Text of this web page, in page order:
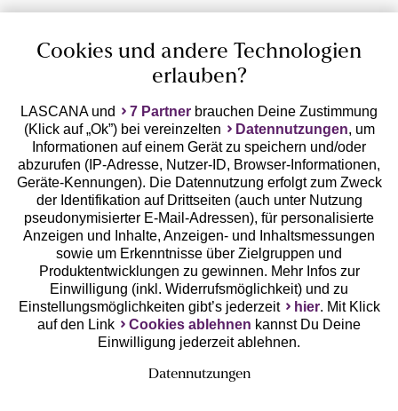
Geprüfte Sicherheit
Unsere Apps
Cookies und andere Technologien
erlauben?
LASCANA und 7 Partner brauchen Deine Zustimmung
(Klick auf „Ok”) bei vereinzelten
Datennutzungen, um
Informationen auf einem Gerät zu speichern und/oder
abzurufen (IP-Adresse, Nutzer-ID, Browser-Informationen,
Geräte-Kennungen). Die Datennutzung erfolgt zum Zweck
der Identifikation auf Drittseiten (auch unter Nutzung
pseudonymisierter E-Mail-Adressen), für personalisierte
Anzeigen und Inhalte, Anzeigen- und Inhaltsmessungen
sowie um Erkenntnisse über Zielgruppen und
Produktentwicklungen zu gewinnen. Mehr Infos zur
Einwilligung (inkl. Widerrufsmöglichkeit) und zu
Einstellungsmöglichkeiten gibt’s jederzeit
hier. Mit Klick
auf den Link
Cookies ablehnen kannst Du Deine
Einwilligung jederzeit ablehnen.
Datennutzungen